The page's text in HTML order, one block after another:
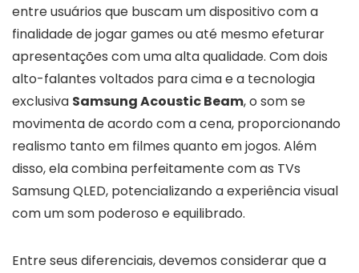
entre usuários que buscam um dispositivo com a
finalidade de jogar games ou até mesmo efeturar
apresentações com uma alta qualidade. Com dois
alto-falantes voltados para cima e a tecnologia
exclusiva Samsung Acoustic Beam, o som se
movimenta de acordo com a cena, proporcionando
realismo tanto em filmes quanto em jogos. Além
disso, ela combina perfeitamente com as TVs
Samsung QLED, potencializando a experiência visual
com um som poderoso e equilibrado.
Entre seus diferenciais, devemos considerar que a